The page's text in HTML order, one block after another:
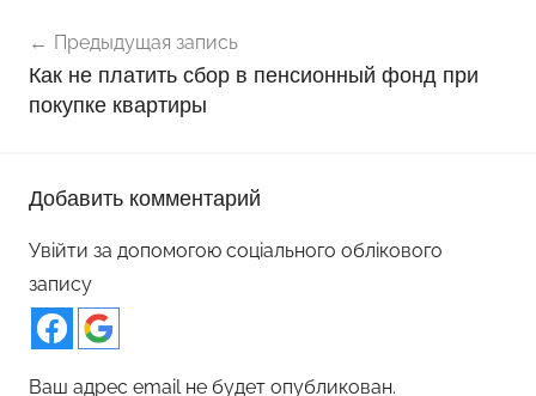
по
записям
Предыдущая запись
Как не платить сбор в пенсионный фонд при
покупке квартиры
Добавить комментарий
Увійти за допомогою соціального облікового
запису
Ваш адрес email не будет опубликован.